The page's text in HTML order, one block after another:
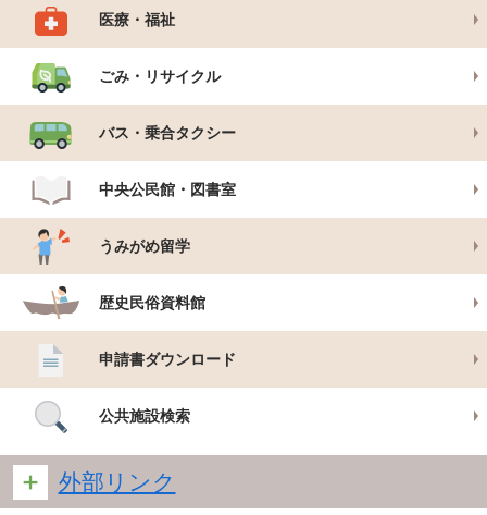
医療・福祉
ごみ・リサイクル
バス・乗合タクシー
中央公民館・図書室
うみがめ留学
歴史民俗資料館
申請書ダウンロード
公共施設検索
外部リンク